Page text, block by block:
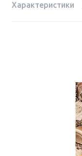
Характеристики